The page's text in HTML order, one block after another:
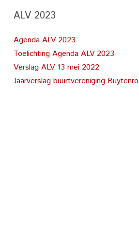
ALV 2023
Agenda ALV 2023
Toelichting Agenda ALV 2023
Verslag ALV 13 mei 2022
Jaarverslag buurtvereniging